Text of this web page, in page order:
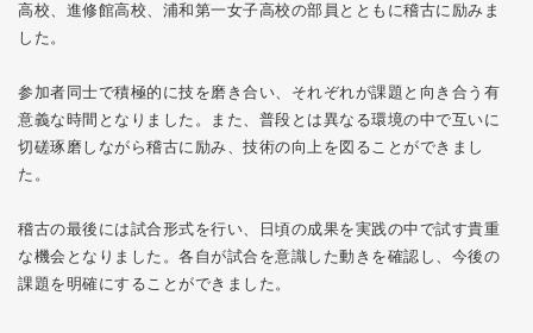
高校、進修館高校、浦和第一女子高校の部員とともに稽古に励みま
した。
参加者同士で積極的に技を磨き合い、それぞれが課題と向き合う有
意義な時間となりました。また、普段とは異なる環境の中で互いに
切磋琢磨しながら稽古に励み、技術の向上を図ることができまし
た。
稽古の最後には試合形式を行い、日頃の成果を実践の中で試す貴重
な機会となりました。各自が試合を意識した動きを確認し、今後の
課題を明確にすることができました。